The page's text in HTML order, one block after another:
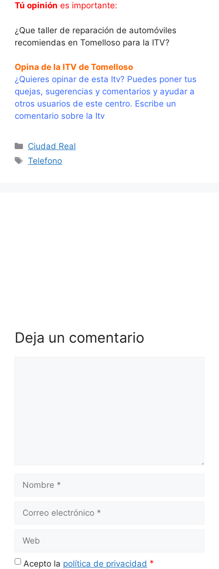
Tú opinión es importante:
¿Que taller de reparación de automóviles
recomiendas en Tomelloso para la ITV?
Opina de la ITV de Tomelloso
¿Quieres opinar de esta Itv? Puedes poner tus
quejas, sugerencias y comentarios y ayudar a
otros usuarios de este centro. Escribe un
comentario sobre la Itv
Categorías
Ciudad Real
Etiquetas
Telefono
Deja un comentario
Nombre
Correo
Web
Acepto la política de privacidad *